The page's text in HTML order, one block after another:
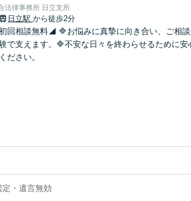
法律事務所 日立支所
日立駅 から徒歩2分
回相談無料◢ 🔷お悩みに真摯に向き合い、ご相
で支えます。🔷不安な日々を終わらせるために
ださい。
・遺言無効